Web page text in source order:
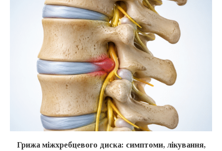
Грижа міжхребцевого диска: симптоми, лікування,